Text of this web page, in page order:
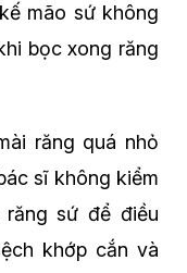
mão sứ không
bọc xong răng
răng quá nhỏ
sĩ không kiểm
sứ để điều
khớp cắn và